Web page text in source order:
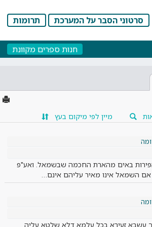
סרטוני הסבר על המערכת תרומות
חנות ספרים מקוונת
מיין לפי מיקום בעץ
באים מהארת החכמה שבשמאל. ואע"פ
השמאל אינו מאיר עליהם אינם…
עשבא זעירא בכל עלמא דלא שלטא עליה